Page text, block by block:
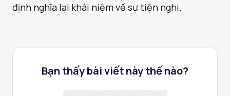
định nghĩa lại khái niệm về sự tiện nghi.
Bạn thấy bài viết này thế nào?